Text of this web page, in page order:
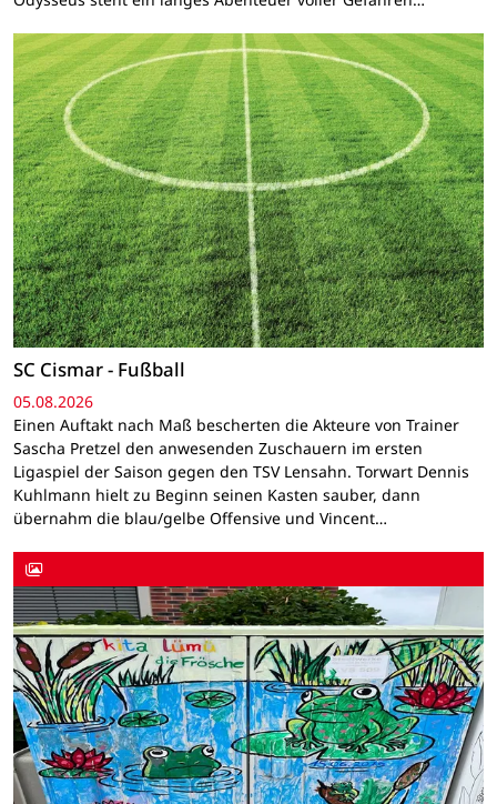
SC Cismar - Fußball
05.08.2026
Einen Auftakt nach Maß bescherten die Akteure von Trainer
Sascha Pretzel den anwesenden Zuschauern im ersten
Ligaspiel der Saison gegen den TSV Lensahn. Torwart Dennis
Kuhlmann hielt zu Beginn seinen Kasten sauber, dann
übernahm die blau/gelbe Offensive und Vincent…